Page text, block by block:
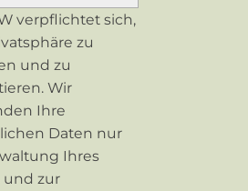
verpflichtet sich,
zu
und zu
Wir
Ihre
Daten nur
Ihres
und zur